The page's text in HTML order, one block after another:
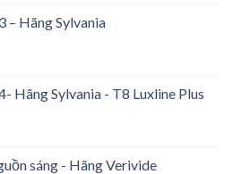
– Hãng Sylvania
Hãng Sylvania - T8 Luxline Plus
sáng - Hãng Verivide